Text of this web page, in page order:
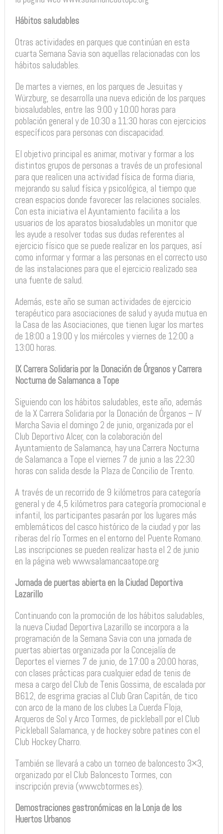
Hábitos saludables
Otras actividades en parques que continúan en esta
cuarta Semana Savia son aquellas relacionadas con los
hábitos saludables.
De martes a viernes, en los parques de Jesuitas y
Würzburg, se desarrolla una nueva edición de los parques
biosaludables, entre las 9:00 y 10:00 horas para
población general y de 10:30 a 11:30 horas con ejercicios
específicos para personas con discapacidad.
El objetivo principal es animar, motivar y formar a los
distintos grupos de personas a través de un profesional
para que realicen una actividad física de forma diaria,
mejorando su salud física y psicológica, al tiempo que
crean espacios donde favorecer las relaciones sociales.
Con esta iniciativa el Ayuntamiento facilita a los
usuarios de los aparatos biosaludables un monitor que
les ayude a resolver todas sus dudas referentes al
ejercicio físico que se puede realizar en los parques, así
como informar y formar a las personas en el correcto uso
de las instalaciones para que el ejercicio realizado sea
una fuente de salud.
Además, este año se suman actividades de ejercicio
terapéutico para asociaciones de salud y ayuda mutua en
la Casa de las Asociaciones, que tienen lugar los martes
de 18:00 a 19:00 y los miércoles y viernes de 12:00 a
13:00 horas.
IX Carrera Solidaria por la Donación de Órganos y Carrera
Nocturna de Salamanca a Tope
Siguiendo con los hábitos saludables, este año, además
de la X Carrera Solidaria por la Donación de Órganos – IV
Marcha Savia el domingo 2 de junio, organizada por el
Club Deportivo Alcer, con la colaboración del
Ayuntamiento de Salamanca, hay una Carrera Nocturna
de Salamanca a Tope el viernes 7 de junio a las 22:30
horas con salida desde la Plaza de Concilio de Trento.
A través de un recorrido de 9 kilómetros para categoría
general y de 4,5 kilómetros para categoría promocional e
infantil, los participantes pasarán por los lugares más
emblemáticos del casco histórico de la ciudad y por las
riberas del río Tormes en el entorno del Puente Romano.
Las inscripciones se pueden realizar hasta el 2 de junio
en la página web www.salamancaatope.org
Jornada de puertas abierta en la Ciudad Deportiva
Lazarillo
Continuando con la promoción de los hábitos saludables,
la nueva Ciudad Deportiva Lazarillo se incorpora a la
programación de la Semana Savia con una jornada de
puertas abiertas organizada por la Concejalía de
Deportes el viernes 7 de junio, de 17:00 a 20:00 horas,
con clases prácticas para cualquier edad de tenis de
mesa a cargo del Club de Tenis Gossima, de escalada por
B612, de esgrima gracias al Club Gran Capitán, de tico
con arco de la mano de los clubes La Cuerda Floja,
Arqueros de Sol y Arco Tormes, de pickleball por el Club
Pickleball Salamanca, y de hockey sobre patines con el
Club Hockey Charro.
También se llevará a cabo un torneo de baloncesto 3×3,
organizado por el Club Baloncesto Tormes, con
inscripción previa (www.cbtormes.es).
Demostraciones gastronómicas en la Lonja de los
Huertos Urbanos